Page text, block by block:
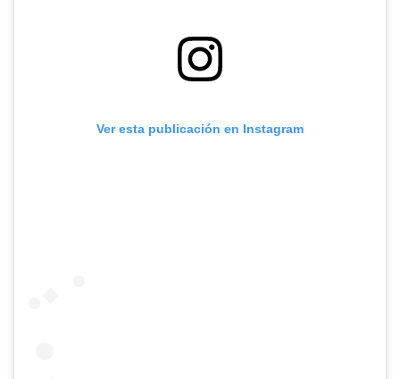
Ver esta publicación en Instagram